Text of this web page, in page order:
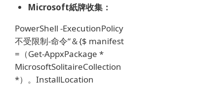
Microsoft紙牌收集：
PowerShell -ExecutionPolicy
不受限制-命令“＆{$ manifest
=（Get-AppxPackage *
MicrosoftSolitaireCollection
*）。InstallLocation